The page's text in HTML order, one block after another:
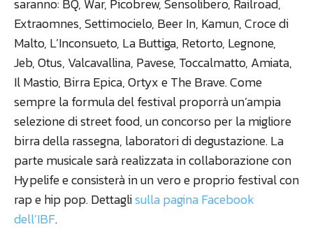
Extraomnes, Settimocielo, Beer In, Kamun, Croce di
Malto, L’Inconsueto, La Buttiga, Retorto, Legnone,
Jeb, Otus, Valcavallina, Pavese, Toccalmatto, Amiata,
Il Mastio, Birra Epica, Ortyx e The Brave. Come
sempre la formula del festival proporrà un’ampia
selezione di street food, un concorso per la migliore
birra della rassegna, laboratori di degustazione. La
parte musicale sarà realizzata in collaborazione con
Hypelife e consisterà in un vero e proprio festival con
rap e hip pop. Dettaglisulla pagina Facebook
dell’IBF.